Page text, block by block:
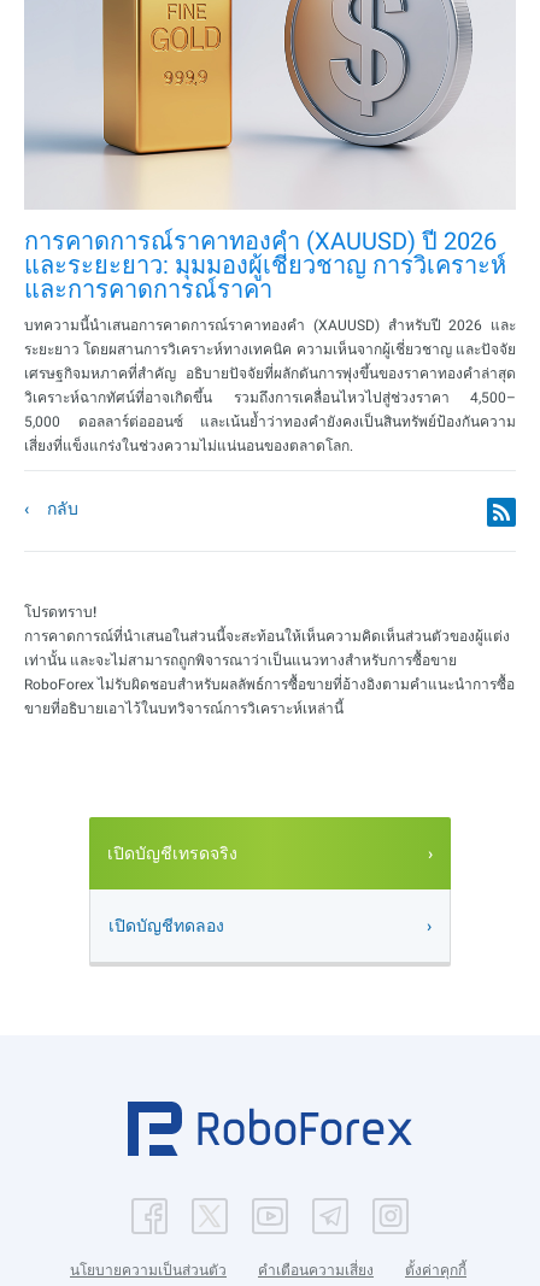
การคาดการณ์ราคาทองคำ (XAUUSD) ปี 2026
และระยะยาว: มุมมองผู้เชี่ยวชาญ การวิเคราะห์
และการคาดการณ์ราคา
บทความนี้นำเสนอการคาดการณ์ราคาทองคำ (XAUUSD) สำหรับปี 2026 และ
ระยะยาว โดยผสานการวิเคราะห์ทางเทคนิค ความเห็นจากผู้เชี่ยวชาญ และปัจจัย
เศรษฐกิจมหภาคที่สำคัญ อธิบายปัจจัยที่ผลักดันการพุ่งขึ้นของราคาทองคำล่าสุด
วิเคราะห์ฉากทัศน์ที่อาจเกิดขึ้น รวมถึงการเคลื่อนไหวไปสู่ช่วงราคา 4,500–
5,000 ดอลลาร์ต่อออนซ์ และเน้นย้ำว่าทองคำยังคงเป็นสินทรัพย์ป้องกันความ
เสี่ยงที่แข็งแกร่งในช่วงความไม่แน่นอนของตลาดโลก.
กลับ
โปรดทราบ!
การคาดการณ์ที่นำเสนอในส่วนนี้จะสะท้อนให้เห็นความคิดเห็นส่วนตัวของผู้แต่ง
เท่านั้น และจะไม่สามารถถูกพิจารณาว่าเป็นแนวทางสำหรับการซื้อขาย
RoboForex ไม่รับผิดชอบสำหรับผลลัพธ์การซื้อขายที่อ้างอิงตามคำแนะนำการซื้อ
ขายที่อธิบายเอาไว้ในบทวิจารณ์การวิเคราะห์เหล่านี้
เปิดบัญชีเทรดจริง
เปิดบัญชีทดลอง
นโยบายความเป็นส่วนตัว คำเตือนความเสี่ยง ตั้งค่าคุกกี้